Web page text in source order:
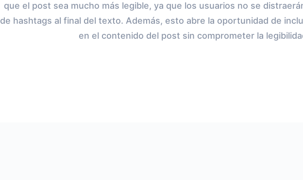
que el post sea mucho más legible, ya que los usuarios no se
de hashtags al final del texto. Además, esto abre la oportunidad de
en el contenido del post sin comprometer la